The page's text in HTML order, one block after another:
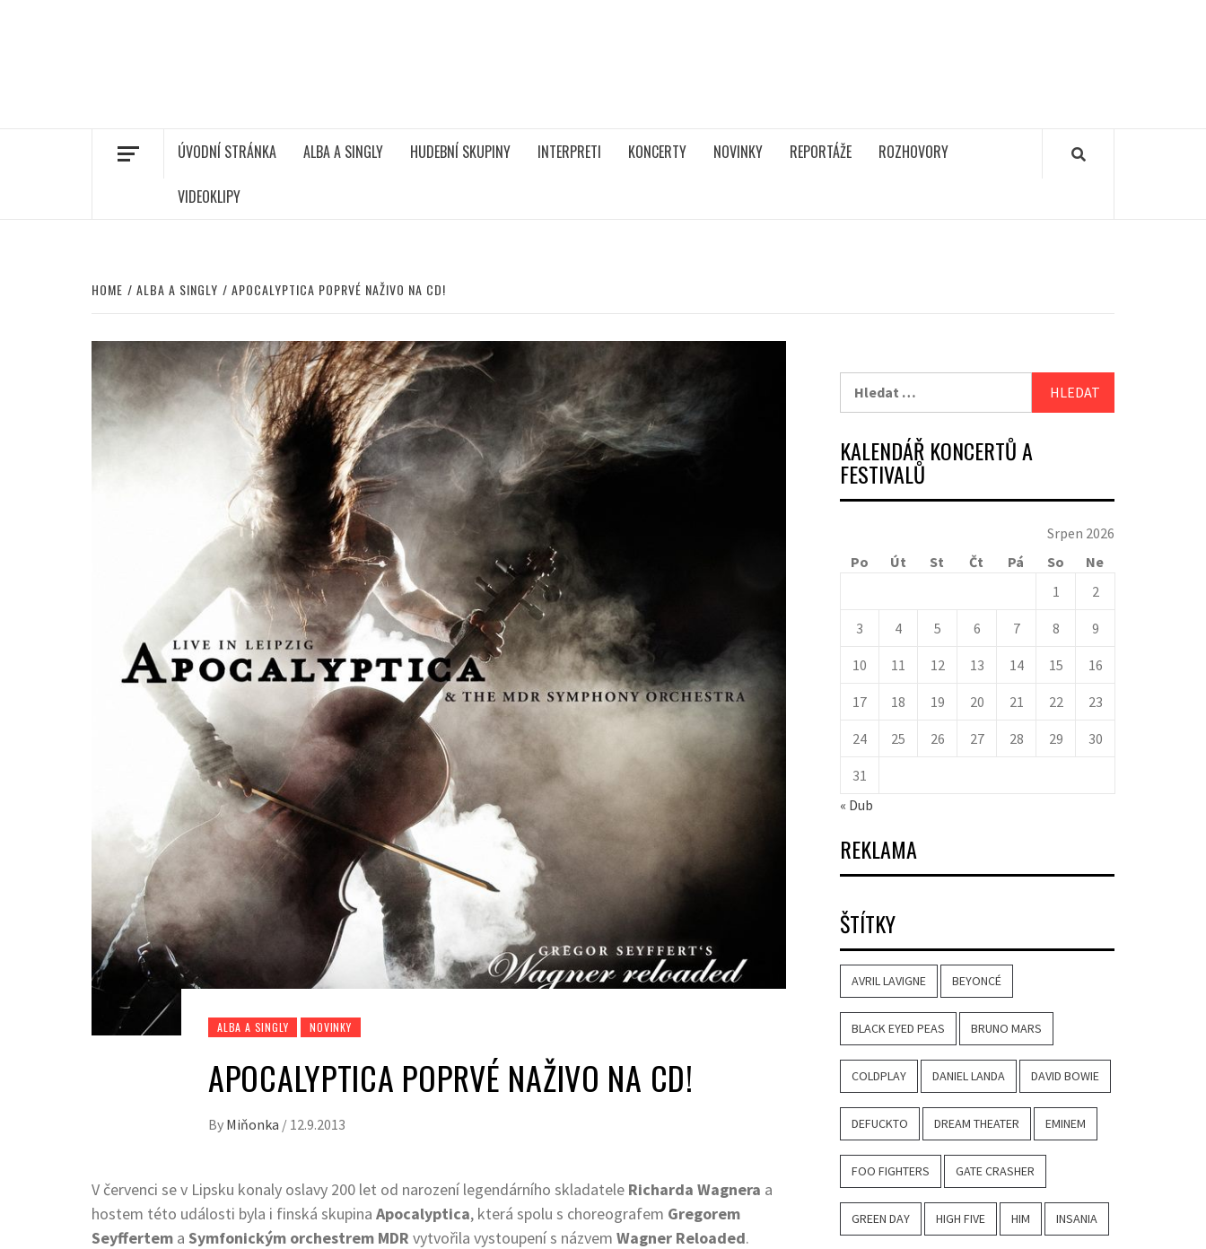
ÚVODNÍ STRÁNKA ALBA A SINGLY HUDEBNÍ SKUPINY INTERPRETI KONCERTY NOVINKY REPORTÁŽE ROZHOVORY
VIDEOKLIPY
HOME ALBA A SINGLY APOCALYPTICA POPRVÉ NAŽIVO NA CD!
ALBA A SINGLY NOVINKY
APOCALYPTICA POPRVÉ NAŽIVO NA CD!
By Miňonka / 12.9.2013
V červenci se v Lipsku konaly oslavy 200 let od narození legendárního skladatele Richarda Wagnera a
hostem této události byla i finská skupina Apocalyptica, která spolu s choreografem Gregorem
Seyffertem a Symfonickým orchestrem MDR vytvořila vystoupení s názvem Wagner Reloaded.
KALENDÁŘ KONCERTŮ A
FESTIVALŮ
Srpen 2026
Po
Út St Čt Pá So
Ne
1
2
3 4 5 6 7 8 9
10 11 12 13 14 15 16
17 18 19 20 21 22 23
24 25 26 27 28 29 30
31
« Dub
REKLAMA
ŠTÍTKY
AVRIL LAVIGNE BEYONCÉ
BLACK EYED PEAS BRUNO MARS
COLDPLAY DANIEL LANDA DAVID BOWIE
DEFUCKTO DREAM THEATER EMINEM
FOO FIGHTERS GATE CRASHER
GREEN DAY HIGH FIVE HIM INSANIA